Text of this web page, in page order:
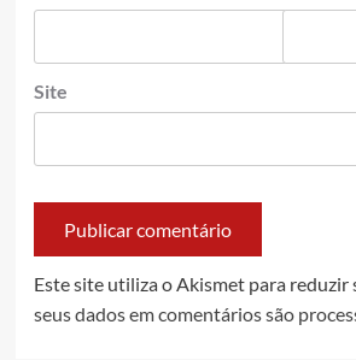
Site
Este site utiliza o Akismet para reduzir
seus dados em comentários são